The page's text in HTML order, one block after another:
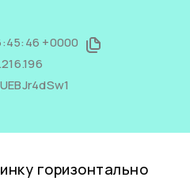
+0000
горизонтально